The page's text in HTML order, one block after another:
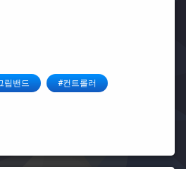
립밴드 #컨트롤러